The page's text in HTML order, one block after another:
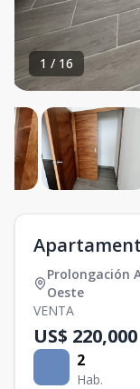
1 / 16
Prolongación
Oeste
VENTA
US$ 220,000
2
Hab.